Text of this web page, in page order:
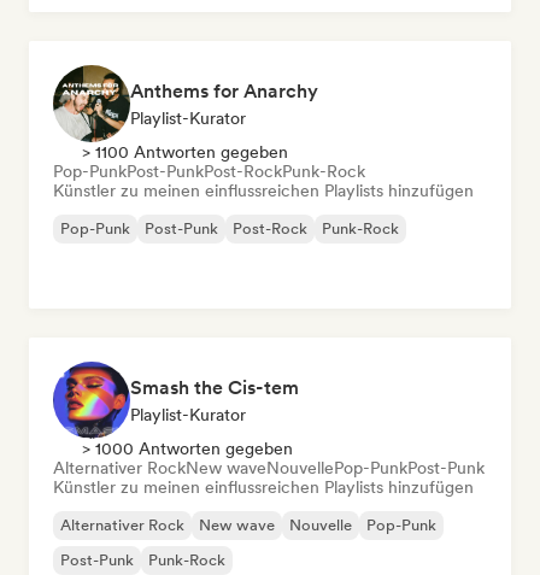
Anthems for Anarchy
Playlist-Kurator
> 1100 Antworten gegeben
Pop-PunkPost-PunkPost-RockPunk-Rock
Künstler zu meinen einflussreichen Playlists hinzufügen
Pop-Punk Post-Punk Post-Rock Punk-Rock
Smash the Cis-tem
Playlist-Kurator
> 1000 Antworten gegeben
Alternativer RockNew waveNouvellePop-PunkPost-Punk
Künstler zu meinen einflussreichen Playlists hinzufügen
Alternativer Rock New wave Nouvelle
Pop-Punk
Post-Punk
Punk-Rock